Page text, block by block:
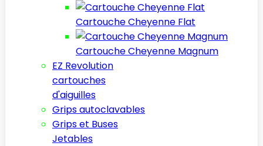
Cartouche Cheyenne Flat
Cartouche Cheyenne Magnum
EZ Revolution
cartouches
d'aiguilles
Grips autoclavables
Grips et Buses
Jetables